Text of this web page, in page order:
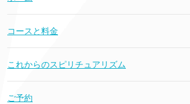
コースと料金
これからのスピリチュアリズム
ご予約